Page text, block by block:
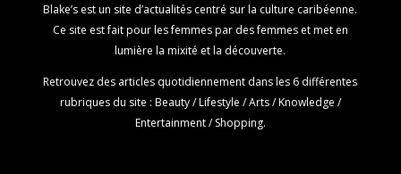
Blake’s est un site d’actualités centré sur la culture caribéenne.
Ce site est fait pour les femmes par des femmes et met en
lumière la mixité et la découverte.
Retrouvez des articles quotidiennement dans les 6 différentes
rubriques du site : Beauty / Lifestyle / Arts / Knowledge /
Entertainment / Shopping.